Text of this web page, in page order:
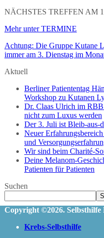
NÄCHSTES TREFFEN AM
Mehr unter TERMINE
Achtung: Die Gruppe Kutane
immer am 3. Dienstag im
Aktuell
Berliner Patiententag
Workshop zu Kutanen
Dr. Claas Ulrich im
nicht zum Luxus werden
Der 3. Juli ist Bleib-aus-
Neuer
und
Wir sind beim Charité-
Deine Melanom-
Patienten für Patienten
Suchen
Copyright ©2026.
Krebs-Selbsthilfe